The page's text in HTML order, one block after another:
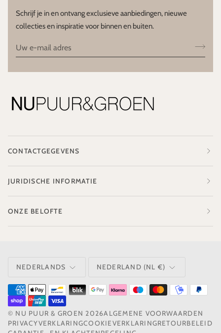
Schrijf je in en ontvang exclusieve aanbiedingen, nieuwe
collecties en inspiratie voor binnen en buiten.
CONTACTGEGEVENS
JURIDISCHE INFORMATIE
ONZE BELOFTE
NEDERLANDS NEDERLAND (NL €)
© NU PUUR & GROEN 2026ALGEMENE VOORWAARDEN
PRIVACYVERKLARINGCOOKIEVERKLARINGRETOURBELEID